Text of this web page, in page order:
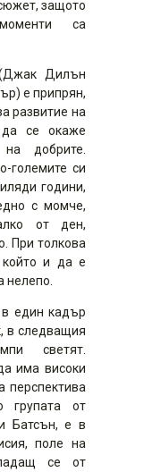
защото
са
Дилън
е припрян,
развитие на
се окаже
добрите.
големите си
години,
с момче,
от ден,
При толкова
който и да е
нелепо.
един кадър
в следващия
светят.
има високи
перспектива
групата от
Батсън, е в
поле на
се от